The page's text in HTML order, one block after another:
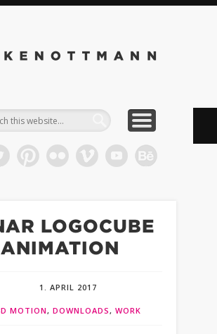
&
WORK
DOWNLOADS
TIMELINE
BLOG
INFO
IMPRESSUM
LOGOCUBE
ANIMATION
1. APRIL 2017
MOTION, DOWNLOADS , WORK